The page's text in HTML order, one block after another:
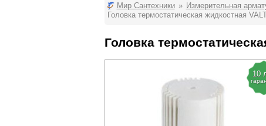
Мир Сантехники Измерительная
Головка термостатическая жидкостная
Головка
10